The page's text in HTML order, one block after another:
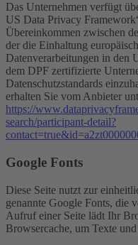
Das Unternehmen verfügt
US Data Privacy
Übereinkommen zwischen
der die Einhaltung
Datenverarbeitungen in den
dem DPF zertifizierte
Datenschutzstandards
erhalten Sie vom Anbieter
https://
search/participant-detail?
Google Fonts
Diese Seite nutzt zur
genannte Google Fonts, die
Aufruf einer Seite lädt Ihr
Browsercache, um Texte